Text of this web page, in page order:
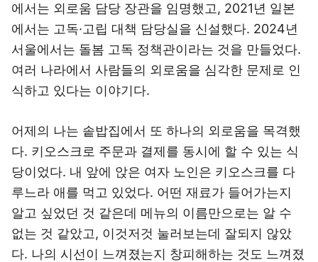
에서는 외로움 담당 장관을 임명했고, 2021년 일본
에서는 고독·고립 대책 담당실을 신설했다. 2024년
서울에서는 돌봄 고독 정책관이라는 것을 만들었다.
여러 나라에서 사람들의 외로움을 심각한 문제로 인
식하고 있다는 이야기다.
어제의 나는 솥밥집에서 또 하나의 외로움을 목격했
다. 키오스크로 주문과 결제를 동시에 할 수 있는 식
당이었다. 내 앞에 앉은 여자 노인은 키오스크를 다
루느라 애를 먹고 있었다. 어떤 재료가 들어가는지
알고 싶었던 것 같은데 메뉴의 이름만으로는 알 수
없는 것 같았고, 이것저것 눌러보는데 잘되지 않았
다. 나의 시선이 느껴졌는지 창피해하는 것도 느껴졌